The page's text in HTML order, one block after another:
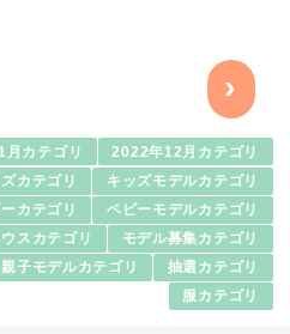
›
カテゴリ 2022年12月カテゴリ
カテゴリ キッズモデルカテゴリ
カテゴリ ベビーモデルカテゴリ
ウスカテゴリ モデル募集カテゴリ
親子モデルカテゴリ 抽選カテゴリ
服カテゴリ